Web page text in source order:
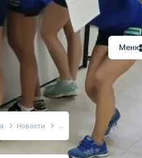
Меню
Новости